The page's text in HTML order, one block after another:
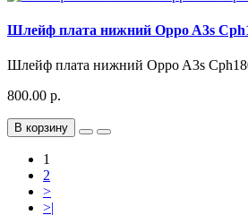
Шлейф плата нижний Oppo A3s
Шлейф плата нижний Oppo A3s
800.00 р.
В корзину
1
2
>
>|